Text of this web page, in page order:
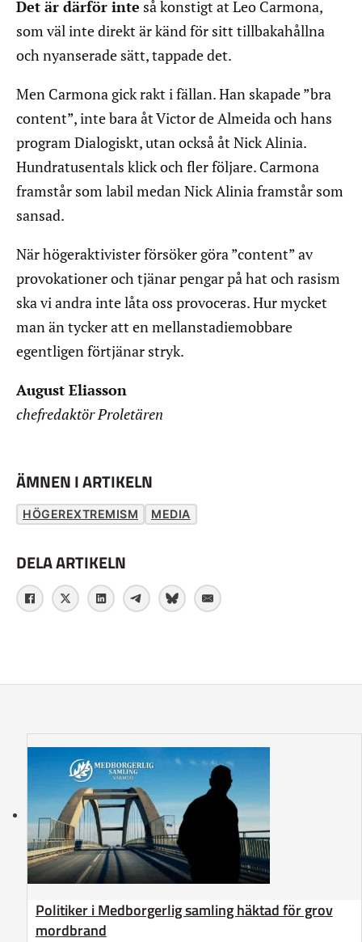
Det är därför inte så konstigt at Leo Carmona,
som väl inte direkt är känd för sitt tillbakahållna
och nyanserade sätt, tappade det.
Men Carmona gick rakt i fällan. Han skapade ”bra
content”, inte bara åt Victor de Almeida och hans
program Dialogiskt, utan också åt Nick Alinia.
Hundratusentals klick och fler följare. Carmona
framstår som labil medan Nick Alinia framstår som
sansad.
När högeraktivister försöker göra ”content” av
provokationer och tjänar pengar på hat och rasism
ska vi andra inte låta oss provoceras. Hur mycket
man än tycker att en mellanstadiemobbare
egentligen förtjänar stryk.
August Eliasson
chefredaktör Proletären
ÄMNEN I ARTIKELN
HÖGEREXTREMISM MEDIA
DELA ARTIKELN
Politiker i Medborgerlig samling häktad för grov
mordbrand